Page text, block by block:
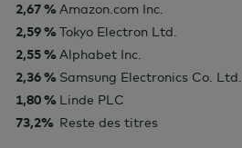
2,67 %Amazon.com Inc.
2,59 %Tokyo Electron Ltd.
2,55 %Alphabet Inc.
2,36 % Samsung Electronics Co. Ltd.
1,80 % Linde PLC
73,2% Reste des titres